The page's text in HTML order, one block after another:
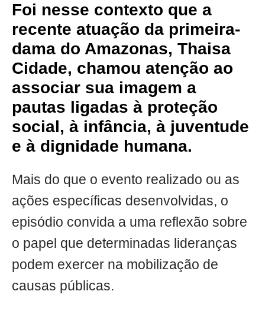
Foi nesse contexto que a
recente atuação da primeira-
dama do Amazonas, Thaisa
Cidade, chamou atenção ao
associar sua imagem a
pautas ligadas à proteção
social, à infância, à juventude
e à dignidade humana.
Mais do que o evento realizado ou as
ações específicas desenvolvidas, o
episódio convida a uma reflexão sobre
o papel que determinadas lideranças
podem exercer na mobilização de
causas públicas.